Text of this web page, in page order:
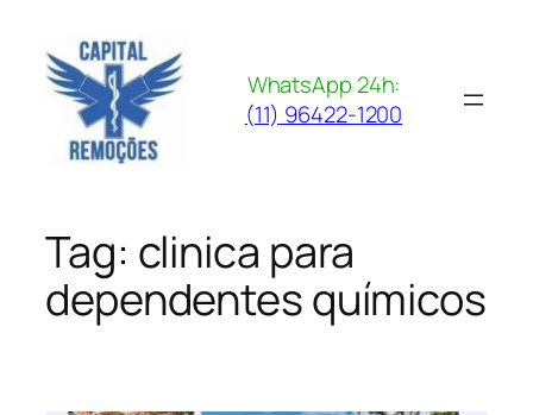
para
conteúdo
WhatsApp 24h:
(11) 96422-1200
Tag: clinica para
dependentes químicos